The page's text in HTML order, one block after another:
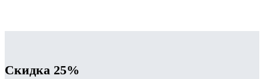
Скидка 25%